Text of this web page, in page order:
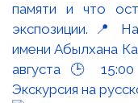
памяти и что
экспозиции. 📍
имени Абылхана
августа 🕒 15:00
Экскурсия на